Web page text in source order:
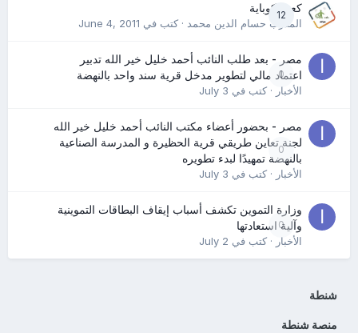
12
كعب كوباية
المدرب حسام الدين محمد· كتب في June 4, 2011
0
مصر - بعد طلب النائب أحمد خليل خير الله تدبير
اعتماد مالي لتطوير مدخل قرية سند واحد بالنهضة
الأخبار· كتب في July 3
0
مصر - بحضور أعضاء مكتب النائب أحمد خليل خير الله
لجنة تعاين طريقي قرية الحظيرة و المدرسة الصناعية
بالنهضة تمهيدًا لبدء تطويره
الأخبار· كتب في July 3
0
وزارة التموين تكشف أسباب إيقاف البطاقات التموينية
وآلية استعادتها
الأخبار· كتب في July 2
شنطة
منصة شنطة